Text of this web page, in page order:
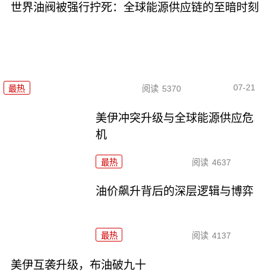
世界油阀被强行拧死：全球能源供应链的至暗时刻
最热 阅读 5370 07-21
美伊冲突升级与全球能源供应危
机
最热 阅读 4637
油价飙升背后的深层逻辑与博弈
最热 阅读 4137
美伊互袭升级，布油破九十